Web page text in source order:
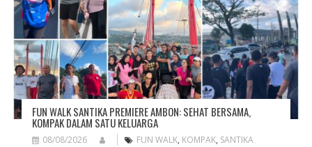
O
FUN WALK SANTIKA PREMIERE AMBON: SEHAT BERSAMA,
KOMPAK DALAM SATU KELUARGA
08/08/2026 FUN WALK, KOMPAK, SANTIKA